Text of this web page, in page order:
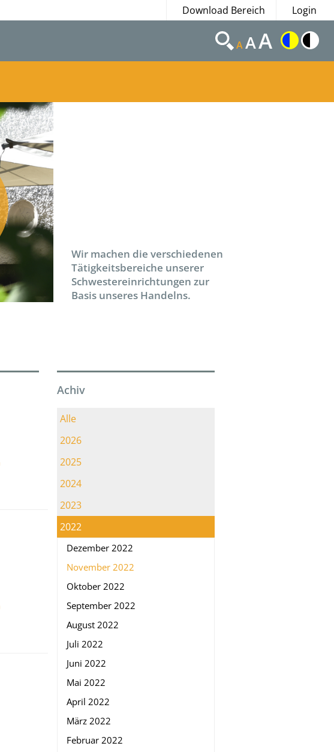
Download Bereich Login
AAA
Wir machen die verschiedenen
Tätigkeitsbereiche unserer
Schwestereinrichtungen zur
Basis unseres Handelns.
Achiv
Alle
2026
2025
2024
2023
2022
Dezember 2022
November 2022
Oktober 2022
September 2022
August 2022
Juli 2022
Juni 2022
Mai 2022
April 2022
März 2022
Februar 2022